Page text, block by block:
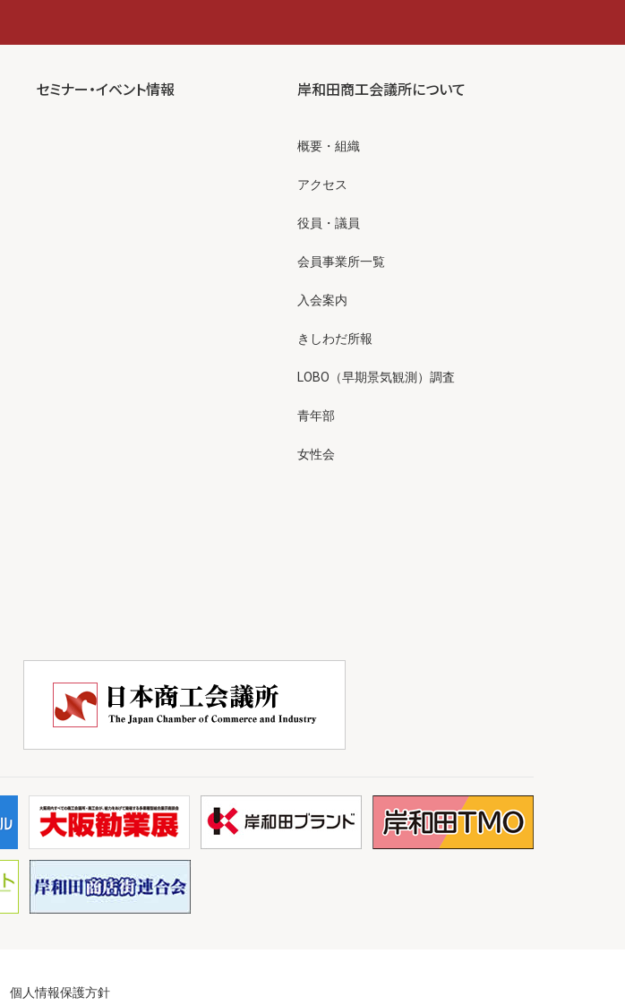
セミナー・イベント情報 岸和田商工会議所について
概要・組織
アクセス
役員・議員
会員事業所一覧
入会案内
きしわだ所報
LOBO（早期景気観測）調査
青年部
女性会
個人情報保護方針